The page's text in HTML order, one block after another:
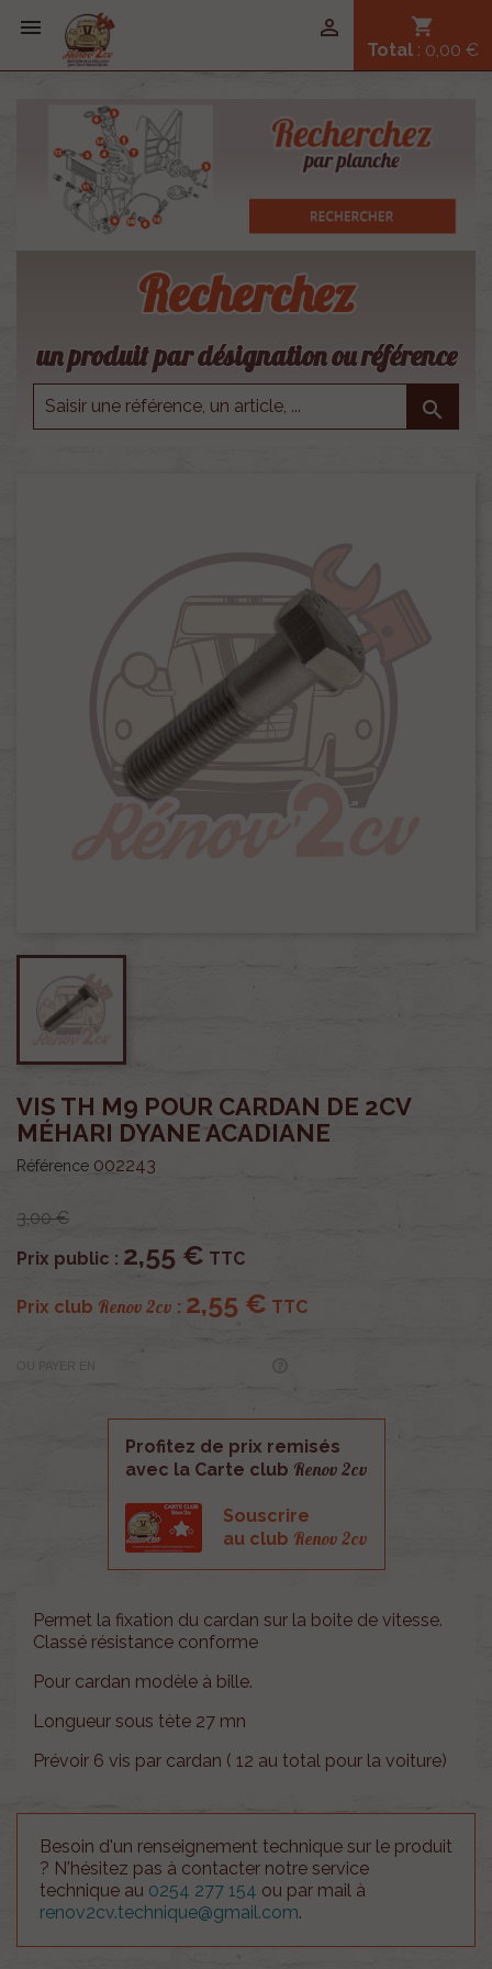
 shopping_cart
Total : 0,00 €

Recherchez
un produit par désignation ou référence

VIS TH M9 POUR CARDAN DE 2CV
MÉHARI DYANE ACADIANE
Référence 002243
3,00 €
Prix public : 2,55 € TTC
Prix club Renov 2cv : 2,55 € TTC
OU PAYER EN
Profitez de prix remisés
avec la Carte club Renov 2cv
Souscrire
au club Renov 2cv
Permet la fixation du cardan sur la boite de vitesse.
Classé résistance conforme
Pour cardan modèle à bille.
Longueur sous tète 27 mn
Prévoir 6 vis par cardan ( 12 au total pour la voiture)
Besoin d'un renseignement technique sur le produit
? N'hésitez pas à contacter notre service
technique au 0254 277 154 ou par mail à
renov2cv.technique@gmail.com.